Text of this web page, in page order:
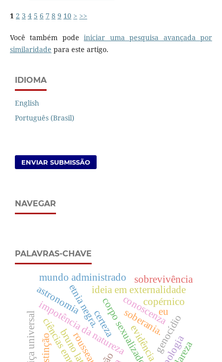
1 2 3 4 5 6 7 8 9 10 > >>
Você também podeiniciar uma pesquisa avançada por
similaridade para este artigo.
IDIOMA
English
Português (Brasil)
ENVIAR SUBMISSÃO
NAVEGAR
PALAVRAS-CHAVE
conoscenza
etnia negra.
evidência
impotência da natureza
ideia em externalidade
mundo administrado
corpo sexualizado
sobrevivência
genocídio
distinção
astronomia copérnico
rousseau.
justiça universal clareza
certeza soberania.
eu